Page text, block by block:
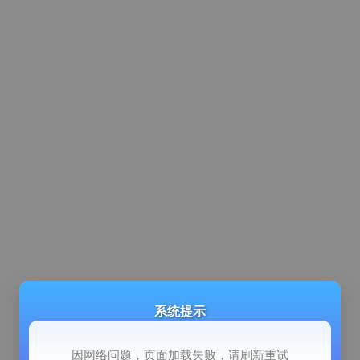
系统提示
因网络问题，页面加载失败，请刷新重试